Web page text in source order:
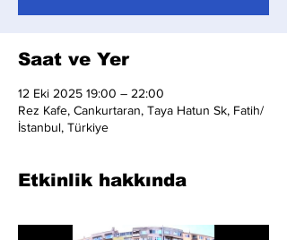
Saat ve Yer
12 Eki 2025 19:00 – 22:00
Rez Kafe, Cankurtaran, Taya Hatun Sk, Fatih/
İstanbul, Türkiye
Etkinlik hakkında